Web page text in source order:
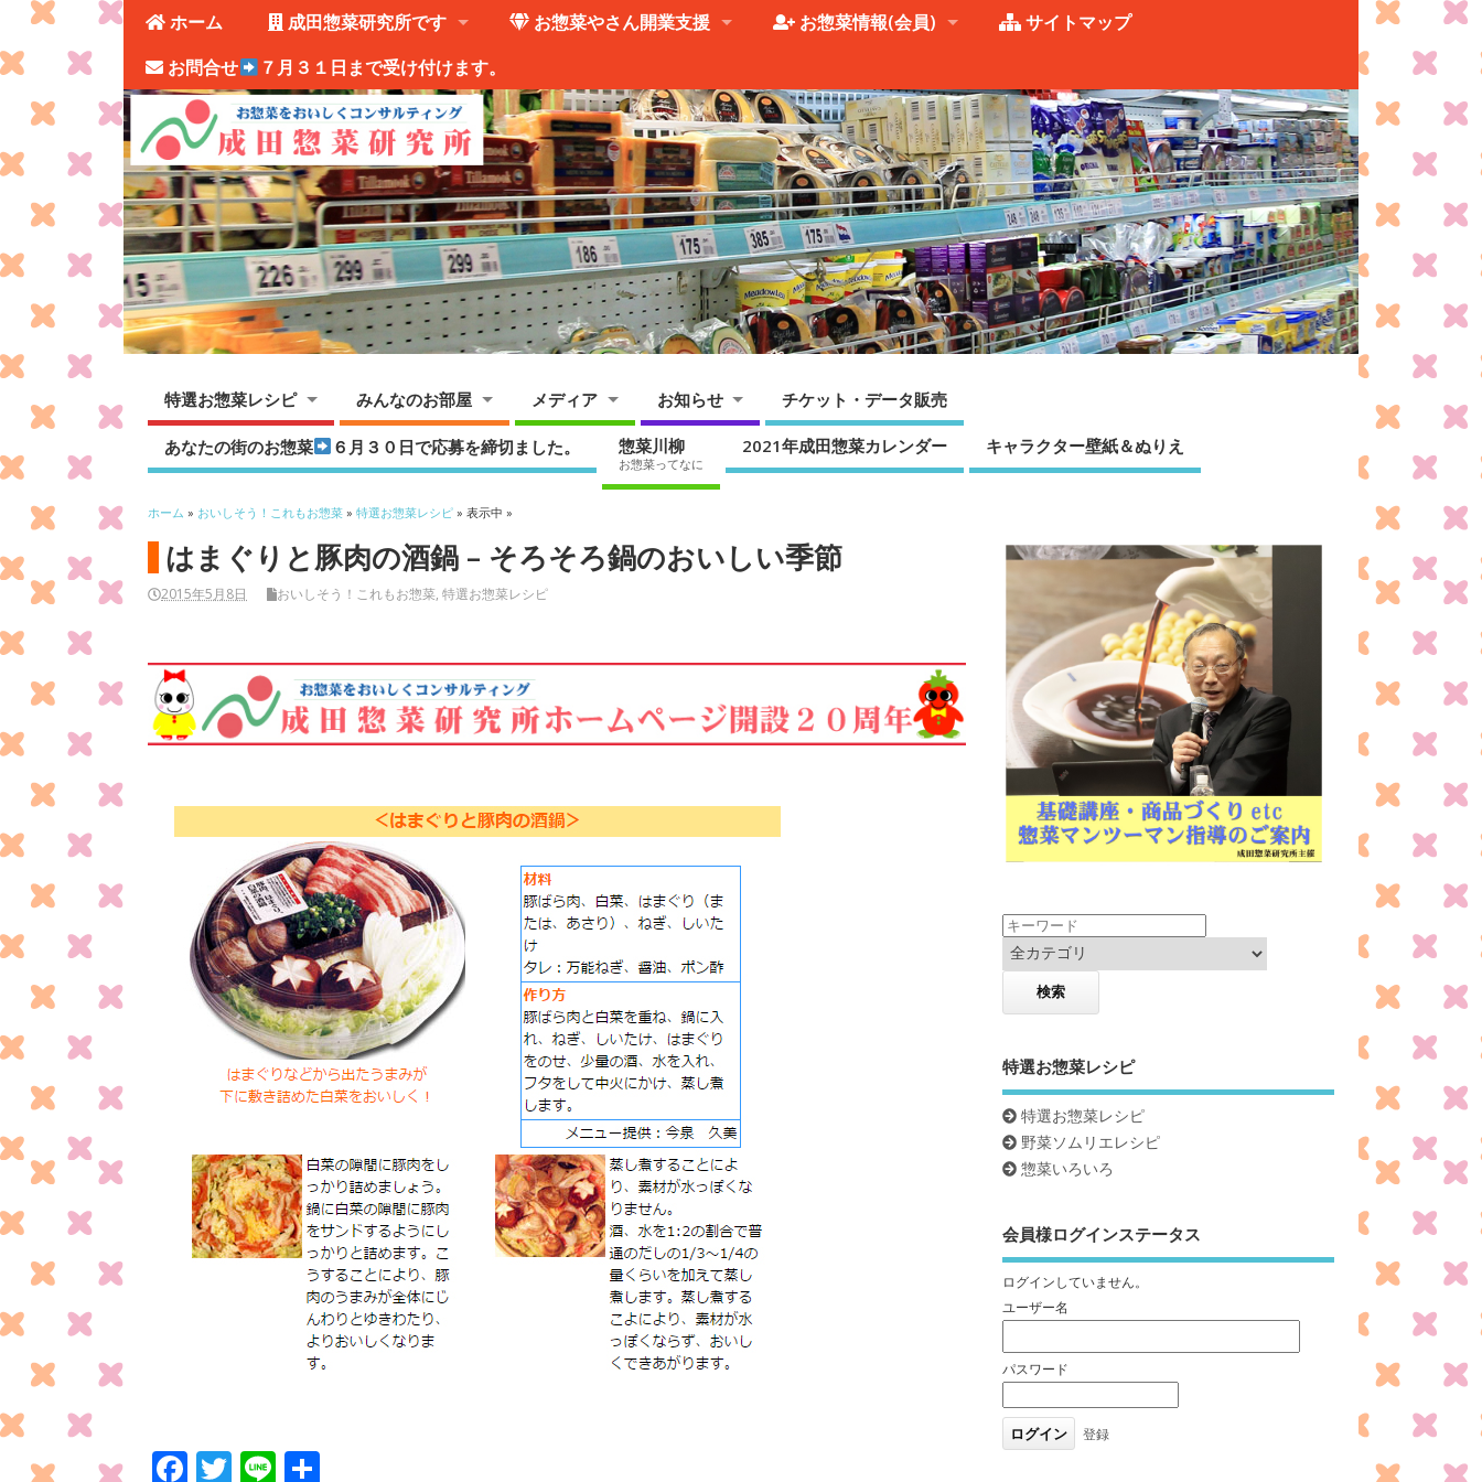
ホーム 成田惣菜研究所です お惣菜やさん開業支援 お惣菜情報(会員)
サイトマップ
お問合せ
７月３１日まで受け付けます。
特選お惣菜レシピ みんなのお部屋 メディア お知らせ チケット・データ販売
あなたの街のお惣菜 ６月３０日で応募を締切ました。 惣菜川柳
お惣菜ってなに
2021年成田惣菜カレンダー キャラクター壁紙＆ぬりえ
ホーム » おいしそう！これもお惣菜 »特選お惣菜レシピ » 表示中 »
はまぐりと豚肉の酒鍋 – そろそろ鍋のおいしい季節
2015年5月8日 おいしそう！これもお惣菜,特選お惣菜レシピ
F T Li
特選お惣菜レシピ
特選お惣菜レシピ
野菜ソムリエレシピ
惣菜いろいろ
会員様ログインステータス
ログインしていません。
ユーザー名
パスワード
登録